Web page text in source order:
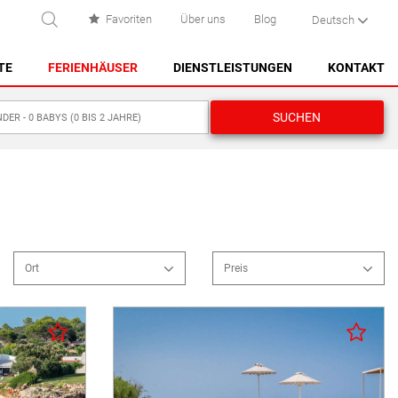
Favoriten Über uns Blog Deutsch
FERIENHÄUSER
ES CASTELL
PUNTA PRIMA - SON GANXO
DIENSTLEISTUNGEN KONTAKT
SUCHEN
Ort
Erste Meereslinie
Im Dorf
Im Dorfnähe
Im Land
Preis